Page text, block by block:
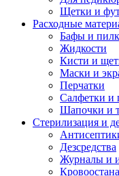
Щетки и
Расходные
Бафы и
Жидкости
Кисти и
Маски и
Перчатки
Салфетки и
Шапочки и
Стерилизация и
Дезсредства
Журналы и